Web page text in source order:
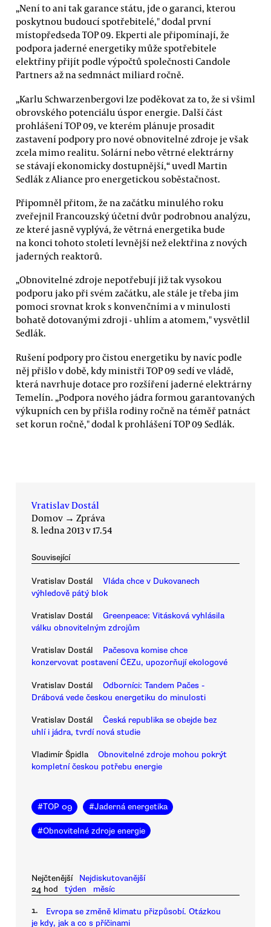
„Není to ani tak garance státu, jde o garanci, kterou
poskytnou budoucí spotřebitelé," dodal první
místopředseda TOP 09. Ekperti ale připomínají, že
podpora jaderné energetiky může spotřebitele
elektřiny přijít podle výpočtů společnosti Candole
Partners až na sedmnáct miliard ročně.
„Karlu Schwarzenbergovi lze poděkovat za to, že si všiml
obrovského potenciálu úspor energie. Další část
prohlášení TOP 09, ve kterém plánuje prosadit
zastavení podpory pro nové obnovitelné zdroje je však
zcela mimo realitu. Solární nebo větrné elektrárny
se stávají ekonomicky dostupnější,“ uvedl Martin
Sedlák z Aliance pro energetickou soběstačnost.
Připomněl přitom, že na začátku minulého roku
zveřejnil Francouzský účetní dvůr podrobnou analýzu,
ze které jasně vyplývá, že větrná energetika bude
na konci tohoto století levnější než elektřina z nových
jaderných reaktorů.
„Obnovitelné zdroje nepotřebují již tak vysokou
podporu jako při svém začátku, ale stále je třeba jim
pomoci srovnat krok s konvenčními a v minulosti
bohatě dotovanými zdroji - uhlím a atomem," vysvětlil
Sedlák.
Rušení podpory pro čistou energetiku by navíc podle
něj přišlo v době, kdy ministři TOP 09 sedí ve vládě,
která navrhuje dotace pro rozšíření jaderné elektrárny
Temelín. „Podpora nového jádra formou garantovaných
výkupních cen by přišla rodiny ročně na téměř patnáct
set korun ročně," dodal k prohlášení TOP 09 Sedlák.
Vratislav Dostál
Domov → Zpráva
8. ledna 2013 v 17.54
Související
Vratislav Dostál
Vláda chce v Dukovanech
výhledově pátý blok
Vratislav Dostál
Greenpeace: Vitásková vyhlásila
válku obnovitelným zdrojům
Vratislav Dostál
Pačesova komise chce
konzervovat postavení ČEZu, upozorňují ekologové
Vratislav Dostál
Odborníci: Tandem Pačes -
Drábová vede českou energetiku do minulosti
Vratislav Dostál
Česká republika se obejde bez
uhlí i jádra, tvrdí nová studie
Vladimír Špidla
Obnovitelné zdroje mohou pokrýt
kompletní českou potřebu energie
#TOP 09 #Jaderná energetika
#Obnovitelné zdroje energie
Nejčtenější
Nejdiskutovanější
24 hod
týden měsíc
1.
Evropa se změně klimatu přizpůsobí. Otázkou
je kdy, jak a co s příčinami